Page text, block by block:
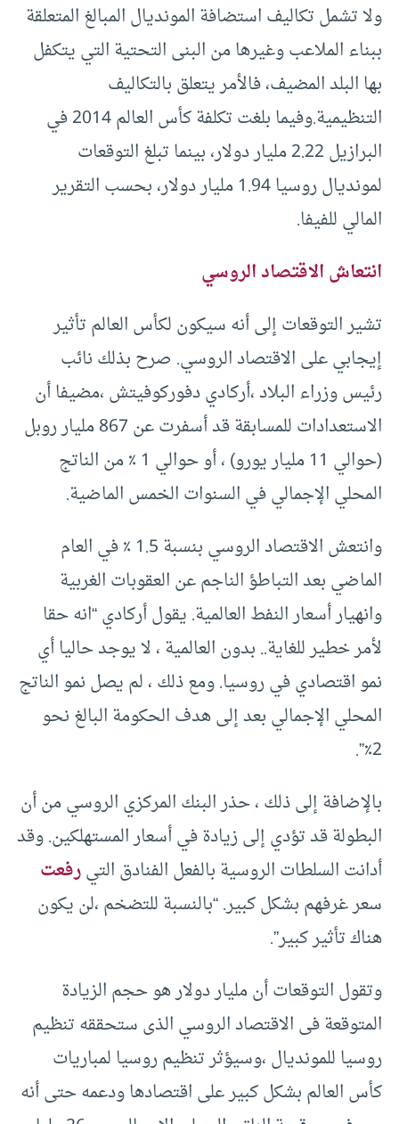
ولا تشمل تكاليف استضافة المونديال المبالغ المتعلقة
ببناء الملاعب وغيرها من البنى التحتية التي يتكفل
بها البلد المضيف، فالأمر يتعلق بالتكاليف
التنظيمية.وفيما بلغت تكلفة كأس العالم 2014 في
البرازيل 2.22 مليار دولار، بينما تبلغ التوقعات
لمونديال روسيا 1.94 مليار دولار، بحسب التقرير
المالي للفيفا.
انتعاش الاقتصاد الروسي
تشير التوقعات إلى أنه سيكون لكأس العالم تأثير
إيجابي على الاقتصاد الروسي. صرح بذلك نائب
رئيس وزراء البلاد ،أركادي دفوركوفيتش ،مضيفا أن
الاستعدادات للمسابقة قد أسفرت عن 867 مليار روبل
(حوالي 11 مليار يورو) ، أو حوالي 1 ٪ من الناتج
المحلي الإجمالي في السنوات الخمس الماضية.
وانتعش الاقتصاد الروسي بنسبة 1.5 ٪ في العام
الماضي بعد التباطؤ الناجم عن العقوبات الغربية
وانهيار أسعار النفط العالمية. يقول أركادي “انه حقا
لأمر خطير للغاية.. بدون العالمية ، لا يوجد حاليا أي
نمو اقتصادي في روسيا. ومع ذلك ، لم يصل نمو الناتج
المحلي الإجمالي بعد إلى هدف الحكومة البالغ نحو
2٪”.
بالإضافة إلى ذلك ، حذر البنك المركزي الروسي من أن
البطولة قد تؤدي إلى زيادة في أسعار المستهلكين. وقد
أدانت السلطات الروسية بالفعل الفنادق التيرفعت
سعر غرفهم بشكل كبير. “بالنسبة للتضخم ،لن يكون
هناك تأثير كبير”.
وتقول التوقعات أن مليار دولار هو حجم الزيادة
المتوقعة فى الاقتصاد الروسي الذى ستحققه تنظيم
روسيا للمونديال ،وسيؤثر تنظيم روسيا لمباريات
كأس العالم بشكل كبير على اقتصادها ودعمه حتى أنه